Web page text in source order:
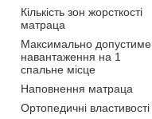
Кількість зон жорсткості
матраца
Максимально допустиме
навантаження на 1
спальне місце
Наповнення матраца
Ортопедичні властивості